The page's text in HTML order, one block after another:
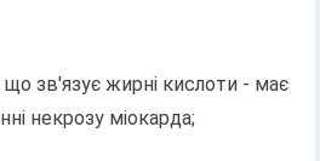
що зв'язує жирні кислоти - має
некрозу міокарда;